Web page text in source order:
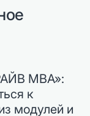
MBA»:
к
модулей и